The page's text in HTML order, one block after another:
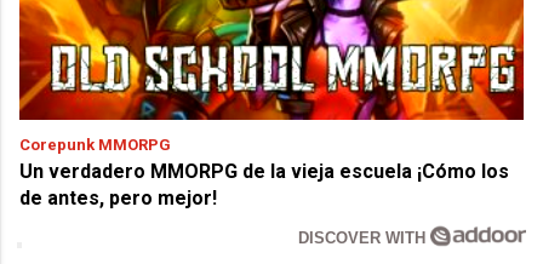
Corepunk MMORPG
Un verdadero MMORPG de la vieja escuela ¡Cómo los
de antes, pero mejor!
DISCOVER WITH